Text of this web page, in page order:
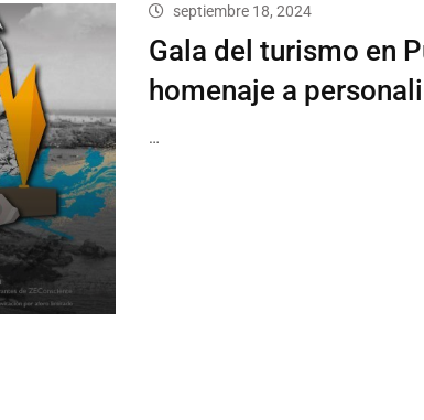
septiembre 18, 2024
Gala del turismo en
homenaje a
…